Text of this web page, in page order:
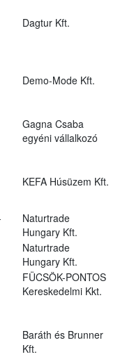
Dagtur Kft.
Demo-Mode Kft.
Gagna Csaba
egyéni vállalkozó
KEFA Húsüzem Kft.
Naturtrade
Hungary Kft.
Naturtrade
Hungary Kft.
FÜCSÖK-PONTOS
Kereskedelmi Kkt.
Baráth és Brunner
Kft.